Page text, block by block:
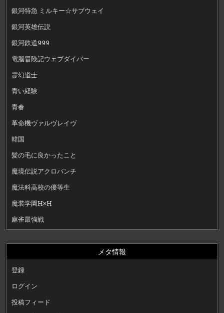
銀河特急 ミルキー☆サブウェイ
銀河英雄伝説
銀河鉄道999
電脳冒険記ウェブダイバー
霊幻道士
青い経験
青春
革命機ヴァルヴレイヴ
韓国
髪の毛に良かったこと
魔境伝説アクロバンチ
魔法科高校の優等生
魔装学園H×H
麻雀最強戦
メタ情報
登録
ログイン
投稿フィード